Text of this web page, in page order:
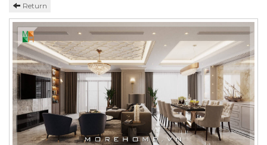
Return